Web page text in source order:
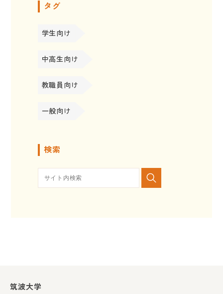
タグ
学生向け
中高生向け
教職員向け
一般向け
検索
筑波大学